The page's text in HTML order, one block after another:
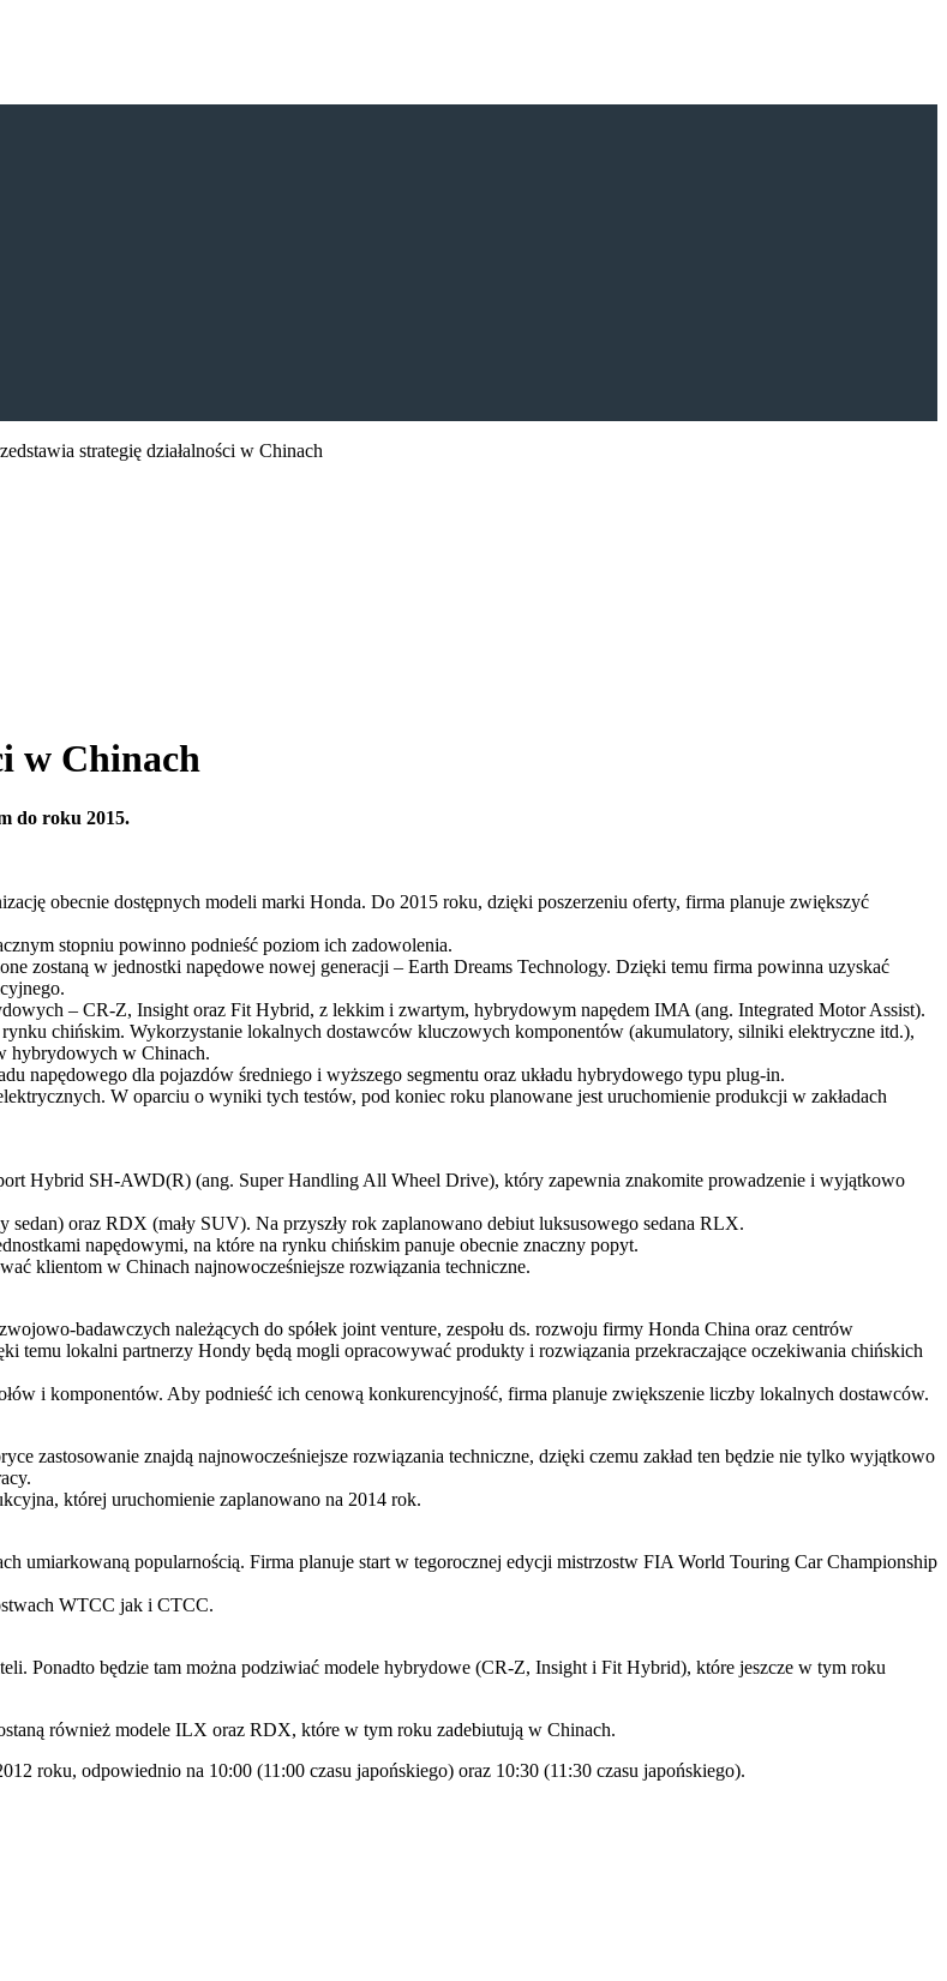
strategię działalności w Chinach
w Chinach
do roku 2015.
obecnie dostępnych modeli marki Honda. Do 2015 roku, dzięki poszerzeniu oferty, firma planuje zwiększyć
stopniu powinno podnieść poziom ich zadowolenia.
zostaną w jednostki napędowe nowej generacji – Earth Dreams Technology. Dzięki temu firma powinna uzyskać
– CR-Z, Insight oraz Fit Hybrid, z lekkim i zwartym, hybrydowym napędem IMA (ang. Integrated Motor Assist).
chińskim. Wykorzystanie lokalnych dostawców kluczowych komponentów (akumulatory, silniki elektryczne itd.),
hybrydowych w Chinach.
napędowego dla pojazdów średniego i wyższego segmentu oraz układu hybrydowego typu plug-in.
W oparciu o wyniki tych testów, pod koniec roku planowane jest uruchomienie produkcji w zakładach
Hybrid SH-AWD(R) (ang. Super Handling All Wheel Drive), który zapewnia znakomite prowadzenie i wyjątkowo
oraz RDX (mały SUV). Na przyszły rok zaplanowano debiut luksusowego sedana RLX.
napędowymi, na które na rynku chińskim panuje obecnie znaczny popyt.
klientom w Chinach najnowocześniejsze rozwiązania techniczne.
badawczych należących do spółek joint venture, zespołu ds. rozwoju firmy Honda China oraz centrów
temu lokalni partnerzy Hondy będą mogli opracowywać produkty i rozwiązania przekraczające oczekiwania chińskich
i komponentów. Aby podnieść ich cenową konkurencyjność, firma planuje zwiększenie liczby lokalnych dostawców.
zastosowanie znajdą najnowocześniejsze rozwiązania techniczne, dzięki czemu zakład ten będzie nie tylko wyjątkowo
której uruchomienie zaplanowano na 2014 rok.
umiarkowaną popularnością. Firma planuje start w tegorocznej edycji mistrzostw FIA World Touring Car Championship
WTCC jak i CTCC.
Ponadto będzie tam można podziwiać modele hybrydowe (CR-Z, Insight i Fit Hybrid), które jeszcze w tym roku
również modele ILX oraz RDX, które w tym roku zadebiutują w Chinach.
roku, odpowiednio na 10:00 (11:00 czasu japońskiego) oraz 10:30 (11:30 czasu japońskiego).